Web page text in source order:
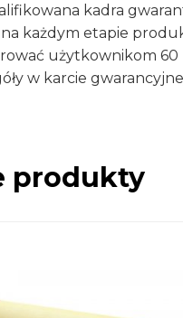
kadra
każdym etapie
użytkownikom 60
w karcie
produkty